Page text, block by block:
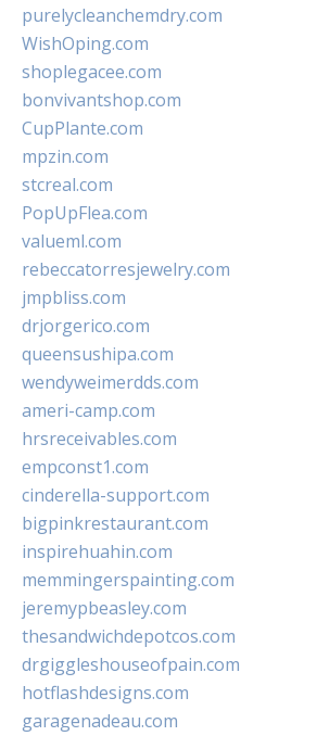
purelycleanchemdry.com
WishOping.com
shoplegacee.com
bonvivantshop.com
CupPlante.com
mpzin.com
stcreal.com
PopUpFlea.com
valueml.com
rebeccatorresjewelry.com
jmpbliss.com
drjorgerico.com
queensushipa.com
wendyweimerdds.com
ameri-camp.com
hrsreceivables.com
empconst1.com
cinderella-support.com
bigpinkrestaurant.com
inspirehuahin.com
memmingerspainting.com
jeremypbeasley.com
thesandwichdepotcos.com
drgiggleshouseofpain.com
hotflashdesigns.com
garagenadeau.com